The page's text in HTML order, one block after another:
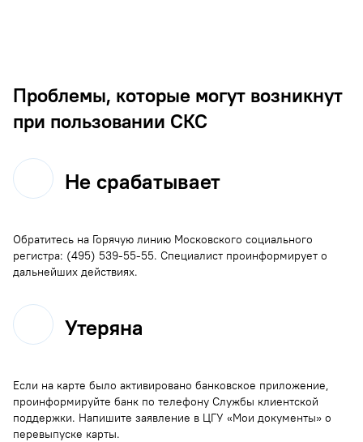
Проблемы, которые могут возникнут
при пользовании СКС
Не срабатывает
Обратитесь на Горячую линию Московского социального
регистра: (495) 539-55-55. Специалист проинформирует о
дальнейших действиях.
Утеряна
Если на карте было активировано банковское приложение,
проинформируйте банк по телефону Службы клиентской
поддержки. Напишите заявление в ЦГУ «Мои документы» о
перевыпуске карты.